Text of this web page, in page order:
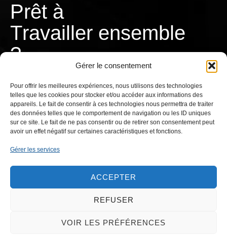
Gérer le consentement
Pour offrir les meilleures expériences, nous utilisons des technologies
telles que les cookies pour stocker et/ou accéder aux informations des
appareils. Le fait de consentir à ces technologies nous permettra de traiter
des données telles que le comportement de navigation ou les ID uniques
sur ce site. Le fait de ne pas consentir ou de retirer son consentement peut
avoir un effet négatif sur certaines caractéristiques et fonctions.
Gérer les services
ACCEPTER
REFUSER
VOIR LES PRÉFÉRENCES
Prêt à
Travai er
ensemble ?
CONTACTEZ-NOUS